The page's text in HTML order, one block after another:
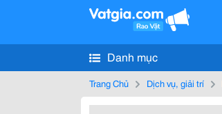
Danh mục
Trang Chủ Dịch vụ, giải trí